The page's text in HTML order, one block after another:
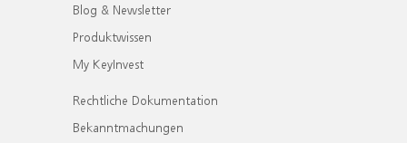
Blog & Newsletter
Produktwissen
My KeyInvest
Rechtliche Dokumentation
Bekanntmachungen